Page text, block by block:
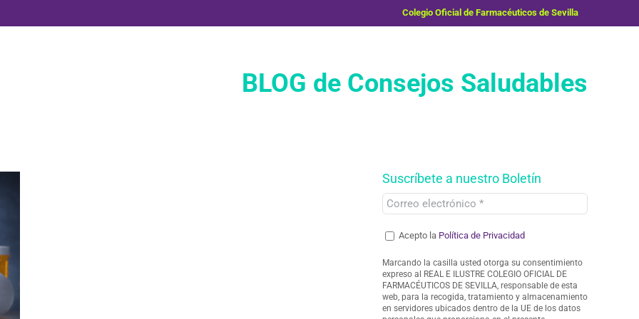
Colegio Oficial de Farmacéuticos de Sevilla
BLOG de Consejos Saludables
Suscríbete a nuestro Boletín
Acepto la Política de Privacidad
Marcando la casilla usted otorga su consentimiento
expreso al REAL E ILUSTRE COLEGIO OFICIAL DE
FARMACÉUTICOS DE SEVILLA, responsable de esta
web, para la recogida, tratamiento y almacenamiento
en servidores ubicados dentro de la UE de los datos